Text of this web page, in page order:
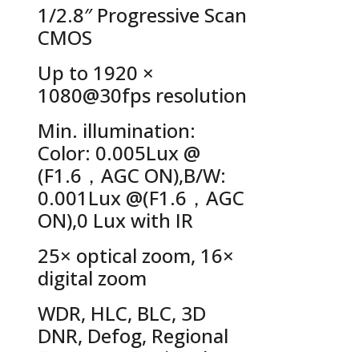
1/2.8″ Progressive Scan
CMOS
Up to 1920 ×
1080@30fps resolution
Min. illumination:
Color: 0.005Lux @
(F1.6，AGC ON),B/W:
0.001Lux @(F1.6，AGC
ON),0 Lux with IR
25× optical zoom, 16×
digital zoom
WDR, HLC, BLC, 3D
DNR, Defog, Regional